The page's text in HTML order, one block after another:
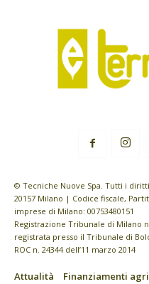
© Tecniche Nuove Spa. Tutti i
20157 Milano | Codice fiscale,
imprese di Milano: 00753480151
Registrazione Tribunale di Milano
registrata presso il Tribunale di
ROC n. 24344 dell’11 marzo 2014
Attualità Finanziamenti